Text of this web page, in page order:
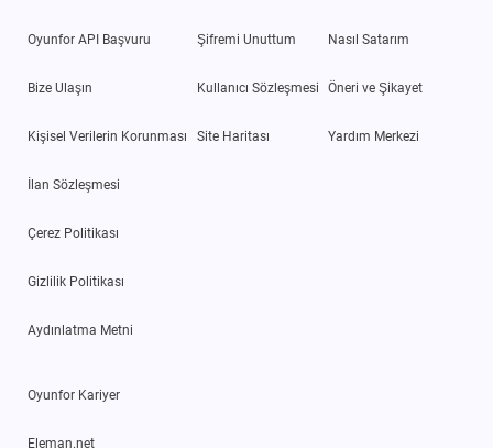
Oyunfor API Başvuru
Bize Ulaşın
Kişisel Verilerin Korunması
İlan Sözleşmesi
Çerez Politikası
Gizlilik Politikası
Aydınlatma Metni
Şifremi Unuttum
Kullanıcı Sözleşmesi
Site Haritası
Nasıl Satarım
Öneri ve Şikayet
Yardım Merkezi
Oyunfor Kariyer
Eleman.net